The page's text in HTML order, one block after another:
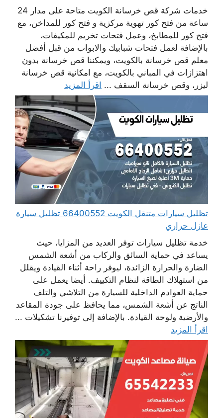
خدمات شركة قص خرسانة الكويت متاحة على مدار 24
ساعة من فتح كور تهوية مركزية و فتح كور للمداخن، مع
فتح كور للمطابخ، وعمل فتحات تخريم للمكيفات،
بالإضافة لعمل فتحات شبابيك والابواب من قبل أفضل
معلم قص خرسانة بالكويت، ويمكننا قص خرسانة بدون
اهتزازات في المباني بالكويت، مع امكانية قص خرسانة
ليزر، وقص خرسانة السقف ... اقرأ المزيد
تظليل سيارات متنقل الكويت 66400552 تظليل سيارة
عازل حراري
خدمة تظليل سيارات توفر العديد من المزايا، حيث
يساعد في حماية السائق والركاب من أشعة الشمس
الضارة والحرارة الزائدة، ليوفر راحة أثناء القيادة ويقلل
من استهلاك الطاقة لنظام التكييف. أيضا يعمل على
حماية العوادم الداخلية للسيارة من التلاشي والتلف
الناتج عن أشعة الشمس، مما يحافظ على جودة المقاعد
والأرضية ولوحة القيادة. بالإضافة إلى توفيرنا تشكيلات ...
اقرأ المزيد